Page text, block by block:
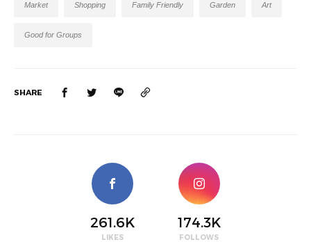
Market Shopping Family Friendly Garden Art
Good for Groups
SHARE
261.6K
LIKES
174.3K
FOLLOWS